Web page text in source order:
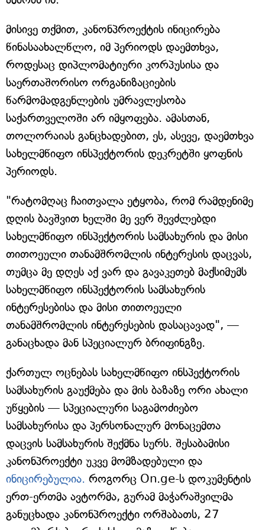
მისივე თქმით, კანონპროექტის ინიცირება
წინასაახალწლო, იმ პერიოდს დაემთხვა,
როდესაც დიპლომატიური კორპუსისა და
საერთაშორისო ორგანიზაციების
წარმომადგენლების უმრავლესობა
საქართველოში არ იმყოფება. ამასთან,
თოლორაიას განცხადებით, ეს, ასევე, დაემთხვა
სახელმწიფო ინსპექტორის დეკრეტში ყოფნის
პერიოდს.
"რატომღაც ჩაითვალა ეტყობა, რომ რამდენიმე
დღის ბავშვით ხელში მე ვერ შევძლებდი
სახელმწიფო ინსპექტორის სამსახურის და მისი
თითოეული თანამშრომლის ინტერესის დაცვას,
თუმცა მე დღეს აქ ვარ და გავაკეთებ მაქსიმუმს
სახელმწიფო ინსპექტორის სამსახურის
ინტერესებისა და მისი თითოეული
თანამშრომლის ინტერესების დასაცავად", —
განაცხადა მან სპეციალურ ბრიფინგზე.
ქართულ ოცნებას სახელმწიფო ინსპექტორის
სამსახურის გაუქმება და მის ბაზაზე ორი ახალი
უწყების — სპეციალური საგამოძიებო
სამსახურისა და პერსონალურ მონაცემთა
დაცვის სამსახურის შექმნა სურს. შესაბამისი
კანონპროექტი უკვე მომზადებული და
ინიცირებულია. როგორც On.ge-ს დოკუმენტის
ერთ-ერთმა ავტორმა, გურამ მაჭარაშვილმა
განუცხადა კანონპროექტი ორშაბათს, 27